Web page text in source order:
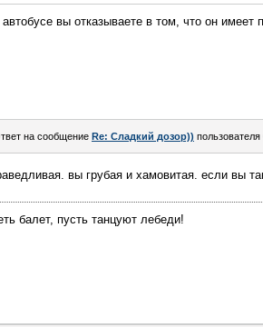
вы отказываете в том, что он имеет
на сообщение Re: Сладкий дозор)) пользователя
вы грубая и хамовитая. если вы
балет, пусть танцуют лебеди!